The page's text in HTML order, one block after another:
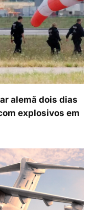
alemã dois dias
explosivos em